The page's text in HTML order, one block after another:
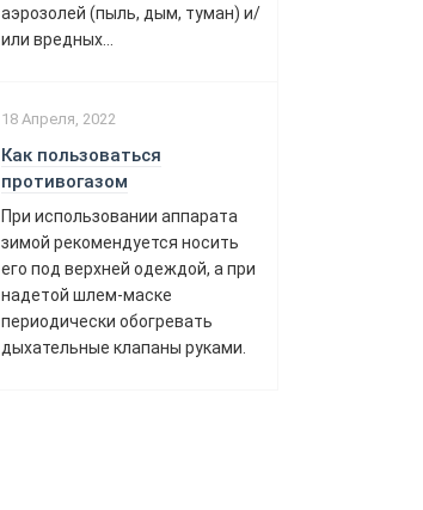
аэрозолей (пыль, дым, туман) и/
или вредных...
18 Апреля, 2022
Как пользоваться
противогазом
При использовании аппарата
зимой рекомендуется носить
его под верхней одеждой, а при
надетой шлем-маске
периодически обогревать
дыхательные клапаны руками.